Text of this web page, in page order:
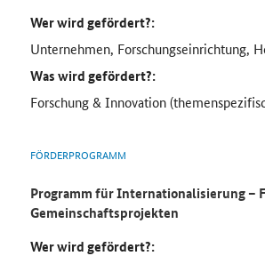
Wer wird gefördert?:
Unternehmen, Forschungseinrichtung,
Was wird gefördert?:
Forschung & Innovation
FÖRDERPROGRAMM
Programm für Internationalisierung –
Gemeinschaftsprojekten
Wer wird gefördert?: